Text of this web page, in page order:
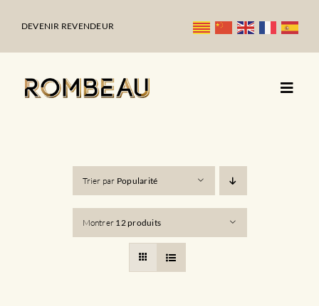
DEVENIR REVENDEUR
Trier par Popularité
Montrer 12 produits